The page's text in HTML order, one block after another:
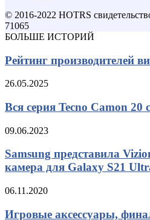
© 2016-2022 HOTRS
71065
БОЛЬШЕ ИСТОРИЙ
Рейтинг производителей
26.05.2025
Вся серия Tecno Camon 20
09.06.2023
Samsung представила
камера для Galaxy S21
06.11.2020
Игровые аксессуары,